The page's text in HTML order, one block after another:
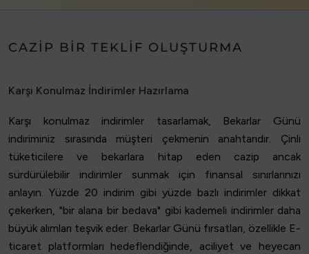
CAZIP BIR TEKLIF OLUŞTURMA
Karşı Konulmaz İndirimler Hazırlama
Karşı konulmaz indirimler tasarlamak, Bekarlar Günü
indiriminiz sırasında müşteri çekmenin anahtarıdır. Çinli
tüketicilere ve bekarlara hitap eden cazip ancak
sürdürülebilir indirimler sunmak için finansal sınırlarınızı
anlayın. Yüzde 20 indirim gibi yüzde bazlı indirimler dikkat
çekerken, "bir alana bir bedava" gibi kademeli indirimler daha
büyük alımları teşvik eder. Bekarlar Günü fırsatları, özellikle E-
ticaret platformları hedeflendiğinde, aciliyet ve heyecan